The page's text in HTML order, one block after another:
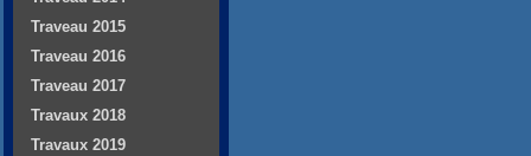
Traveau 2015
Traveau 2016
Traveau 2017
Travaux 2018
Travaux 2019